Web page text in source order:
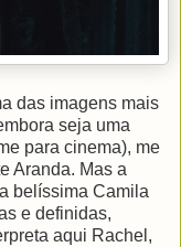
das imagens mais
seja uma
para cinema), me
Aranda. Mas a
belíssima Camila
e definidas,
aqui Rachel,